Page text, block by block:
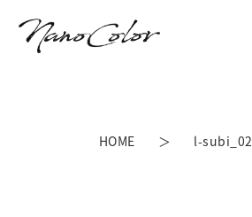
HOME l-subi_02